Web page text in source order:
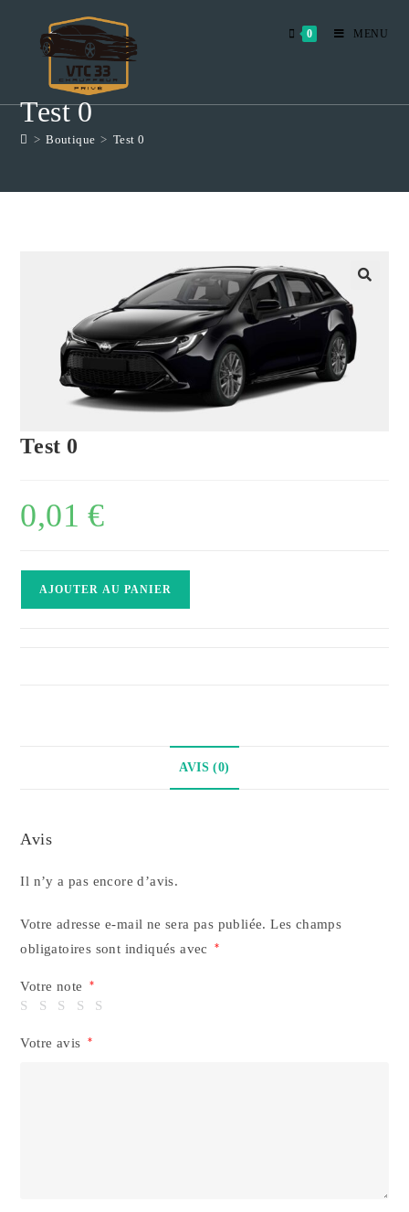
0 MENU
Test 0
> Boutique > Test 0
Test 0
0,01€
AJOUTER AU PANIER
AVIS (0)
Avis
Il n’y a pas encore d’avis.
Votre adresse e-mail ne sera pas publiée. Les champs
obligatoires sont indiqués avec
*
Votre note *
Votre avis *